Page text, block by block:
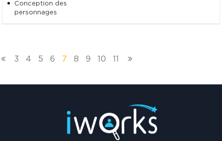
Conception des
personnages
3 4 5 6 7 8 9 10 11